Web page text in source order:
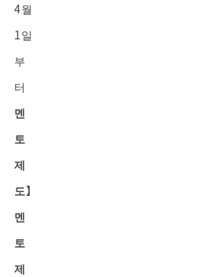
4월
1일
부
터
멘
토
제
도】
멘
토
제